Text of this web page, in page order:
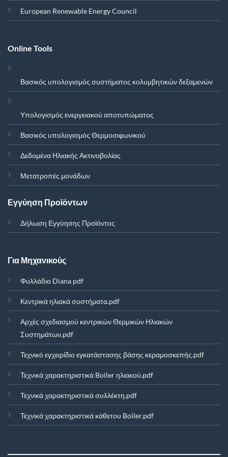
European Renewable Energy Council
Online Tools
Βασικός υπολογισμός συστήματος κολυμβητικών δεξαμενών
Υπολογισμός ενεργειακού αποτυπώματος
Βασικός υπολογισμός Θερμοσιφωνικού
Δεδομένα Ηλιακής Ακτινοβολίας
Μετατροπές μονάδων
Εγγύηση Προϊόντων
Δήλωση Εγγύησης Προϊόντος
Για Μηχανικούς
Φυλλάδιο Diana pdf
Κεντρικά ηλιακά συστήματα.pdf
Αρχές σχεδιασμού κεντρικών Θερμικών Ηλιακών
Συστημάτων.pdf
Τεχνικό εγχειρίδιο εγκατάστασης βάσης κεραμοσκεπής.pdf
Τεχνικά χαρακτηριστικά Boiler ηλιακού.pdf
Τεχνικά χαρακτηριστικά συλλέκτη.pdf
Τεχνικά χαρακτηριστικά κάθετου Boiler.pdf